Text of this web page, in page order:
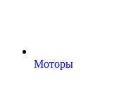
Моторы